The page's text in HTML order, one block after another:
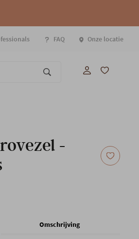
FAQ Onze locatie
-
Omschrijving